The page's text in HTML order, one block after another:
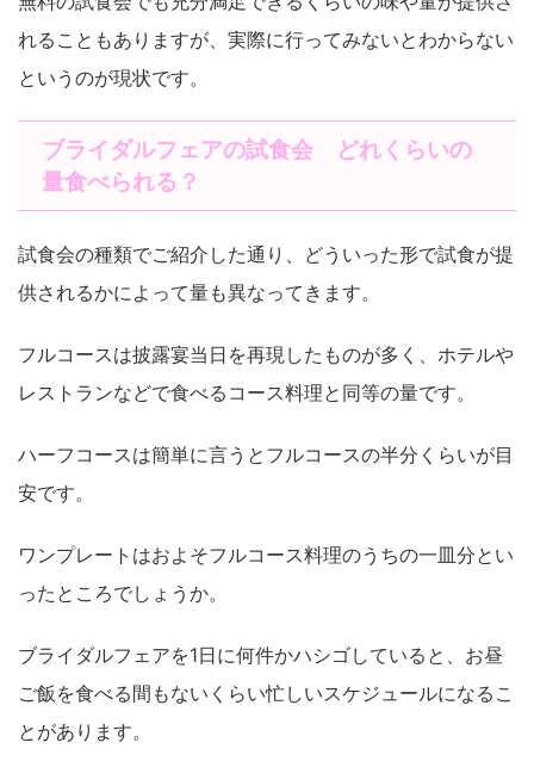
れることもありますが、実際に行ってみないとわからない
というのが現状です。
ブライダルフェアの試食会 どれくらいの
量食べられる？
試食会の種類でご紹介した通り、どういった形で試食が提
供されるかによって量も異なってきます。
フルコースは披露宴当日を再現したものが多く、ホテルや
レストランなどで食べるコース料理と同等の量です。
ハーフコースは簡単に言うとフルコースの半分くらいが目
安です。
ワンプレートはおよそフルコース料理のうちの一皿分とい
ったところでしょうか。
ブライダルフェアを1日に何件かハシゴしていると、お昼
ご飯を食べる間もないくらい忙しいスケジュールになるこ
とがあります。